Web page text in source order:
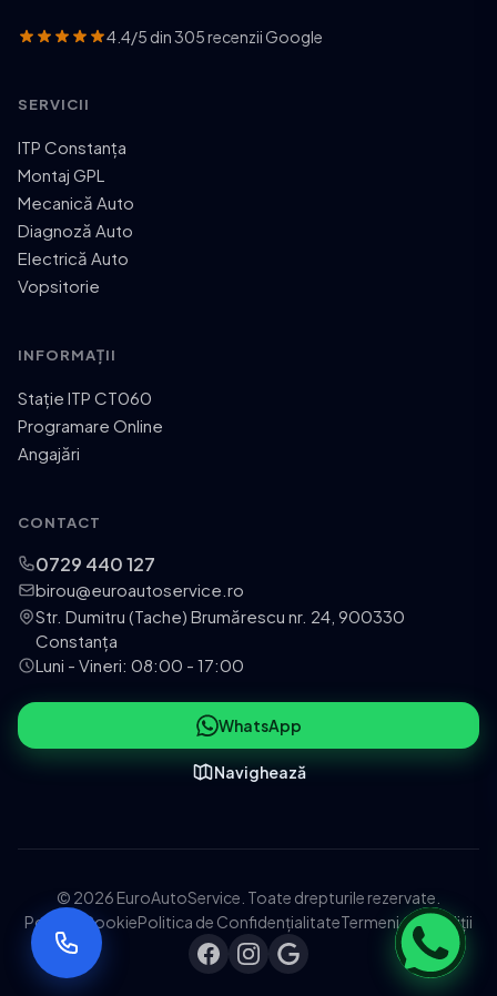
4.4/5 din 305 recenzii Google
SERVICII
ITP Constanța
Montaj GPL
Mecanică Auto
Diagnoză Auto
Electrică Auto
Vopsitorie
INFORMAȚII
Stație ITP CT060
Programare Online
Angajări
CONTACT
0729 440 127
birou@euroautoservice.ro
Str. Dumitru (Tache) Brumărescu nr. 24, 900330
Constanța
Luni - Vineri: 08:00 - 17:00
WhatsApp
Navighează
© 2026 EuroAutoService. Toate drepturile rezervate.
Politica CookiePolitica de ConfidențialitateTermeni și Condiții